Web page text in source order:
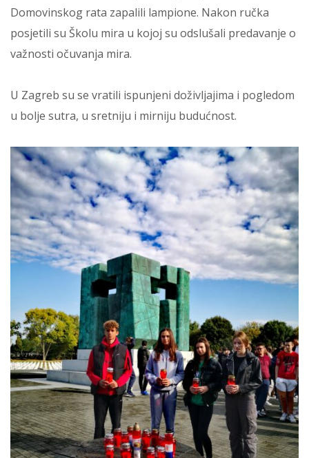
Domovinskog rata zapalili lampione. Nakon ručka
posjetili su Školu mira u kojoj su odslušali predavanje o
važnosti očuvanja mira.
U Zagreb su se vratili ispunjeni doživljajima i pogledom
u bolje sutra, u sretniju i mirniju budućnost.